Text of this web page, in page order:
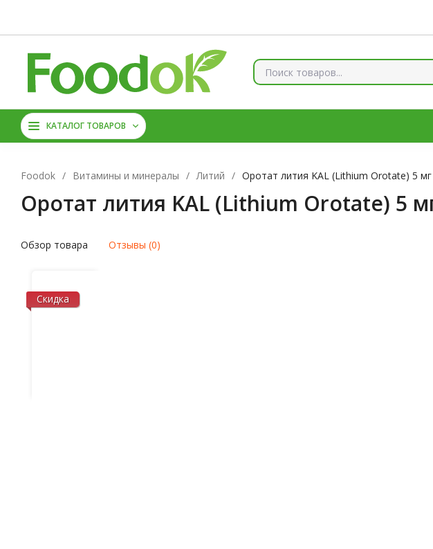
КАТАЛОГ ТОВАРОВ
МАГНИЙ
АМИНОКИСЛОТЫ ЦИНК
Foodok / Витамины и минералы / Литий / Оротат лития KAL (Lithium Orotate) 5 мг
Оротат лития KAL (Lithium Orotate) 5
Обзор товара Отзывы (0)
Скидка